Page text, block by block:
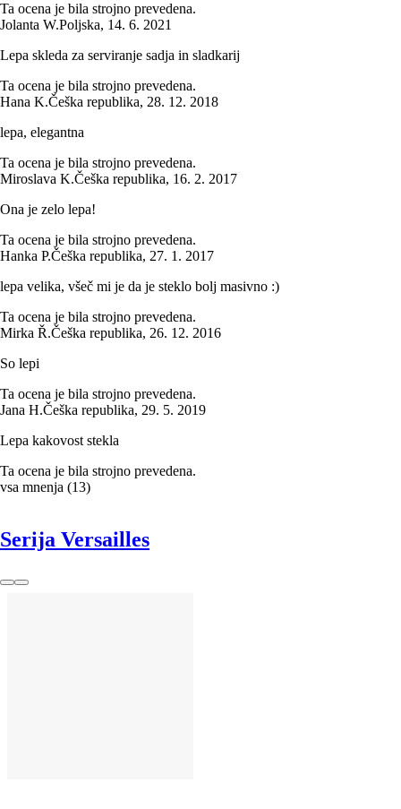
Ta ocena je bila strojno prevedena.
Jolanta W.Poljska, 14. 6. 2021
Lepa skleda za serviranje sadja in sladkarij
Ta ocena je bila strojno prevedena.
Hana K.Češka republika, 28. 12. 2018
lepa, elegantna
Ta ocena je bila strojno prevedena.
Miroslava K.Češka republika, 16. 2. 2017
Ona je zelo lepa!
Ta ocena je bila strojno prevedena.
Hanka P.Češka republika, 27. 1. 2017
lepa velika, všeč mi je da je steklo bolj masivno :)
Ta ocena je bila strojno prevedena.
Mirka Ř.Češka republika, 26. 12. 2016
So lepi
Ta ocena je bila strojno prevedena.
Jana H.Češka republika, 29. 5. 2019
Lepa kakovost stekla
Ta ocena je bila strojno prevedena.
vsa mnenja (13)
Serija Versailles